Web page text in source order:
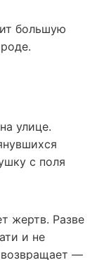
большую
улице.
с поля
жертв. Разве
и не
—